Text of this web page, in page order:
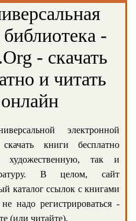
-
- скачать
и читать
электронной
книги бесплатно
художественную, так и
В целом, сайт
каталог ссылок с книгами
надо регистрироваться -
(или читайте).